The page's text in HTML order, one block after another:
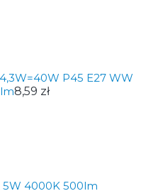
P45 E27 WW
8,59 zł
5W 4000K 500lm